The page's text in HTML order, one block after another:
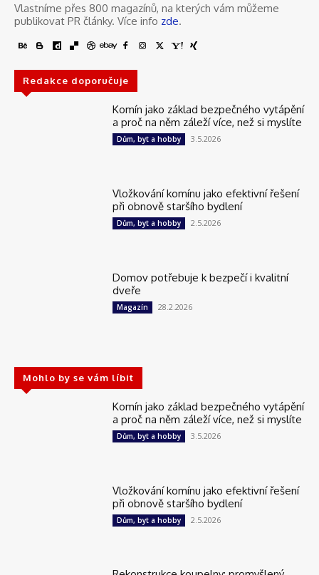
Vlastníme přes 800 magazínů, na kterých vám můžeme
publikovat PR články. Více info zde.
Redakce doporučuje
Komín jako základ bezpečného vytápění
a proč na něm záleží více, než si myslíte
Dům, byt a hobby 3.5.2026
Vložkování komínu jako efektivní řešení
při obnově staršího bydlení
Dům, byt a hobby 2.5.2026
Domov potřebuje k bezpečí i kvalitní
dveře
Magazín 28.2.2026
Mohlo by se vám líbit
Komín jako základ bezpečného vytápění
a proč na něm záleží více, než si myslíte
Dům, byt a hobby 3.5.2026
Vložkování komínu jako efektivní řešení
při obnově staršího bydlení
Dům, byt a hobby 2.5.2026